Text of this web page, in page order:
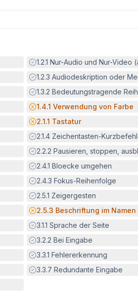
Erfüllt:
1.2.1 Nur-Audio und Nur-Video
Erfüllt:
1.2.3 Audiodeskription oder
Erfüllt:
1.3.2 Bedeutungstragende
Potenzielle Barriere:
1.4.1 Verwendung von Farbe
Potenzielle Barriere:
2.1.1 Tastatur
Erfüllt:
2.1.4 Zeichentasten-
Erfüllt:
2.2.2 Pausieren, stoppen,
Erfüllt:
2.4.1 Bloecke umgehen
Erfüllt:
2.4.3 Fokus-Reihenfolge
Erfüllt:
2.5.1 Zeigergesten
Potenzielle Barriere:
2.5.3 Beschriftung im Namen
Erfüllt:
3.1.1 Sprache der Seite
Erfüllt:
3.2.2 Bei Eingabe
Erfüllt:
3.3.1 Fehlererkennung
Erfüllt:
3.3.7 Redundante Eingabe